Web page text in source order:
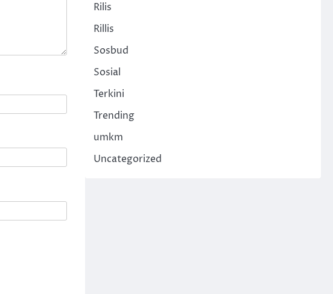
Rilis
Rillis
Sosbud
Sosial
Terkini
Trending
umkm
Uncategorized